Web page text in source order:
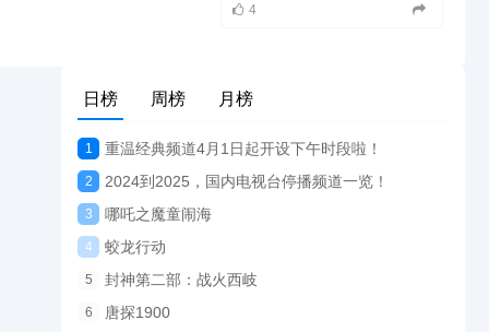
4
日榜 周榜 月榜
1 重温经典频道4月1日起开设下午时段啦！
2 2024到2025，国内电视台停播频道一览！
3 哪吒之魔童闹海
4 蛟龙行动
5 封神第二部：战火西岐
6 唐探1900